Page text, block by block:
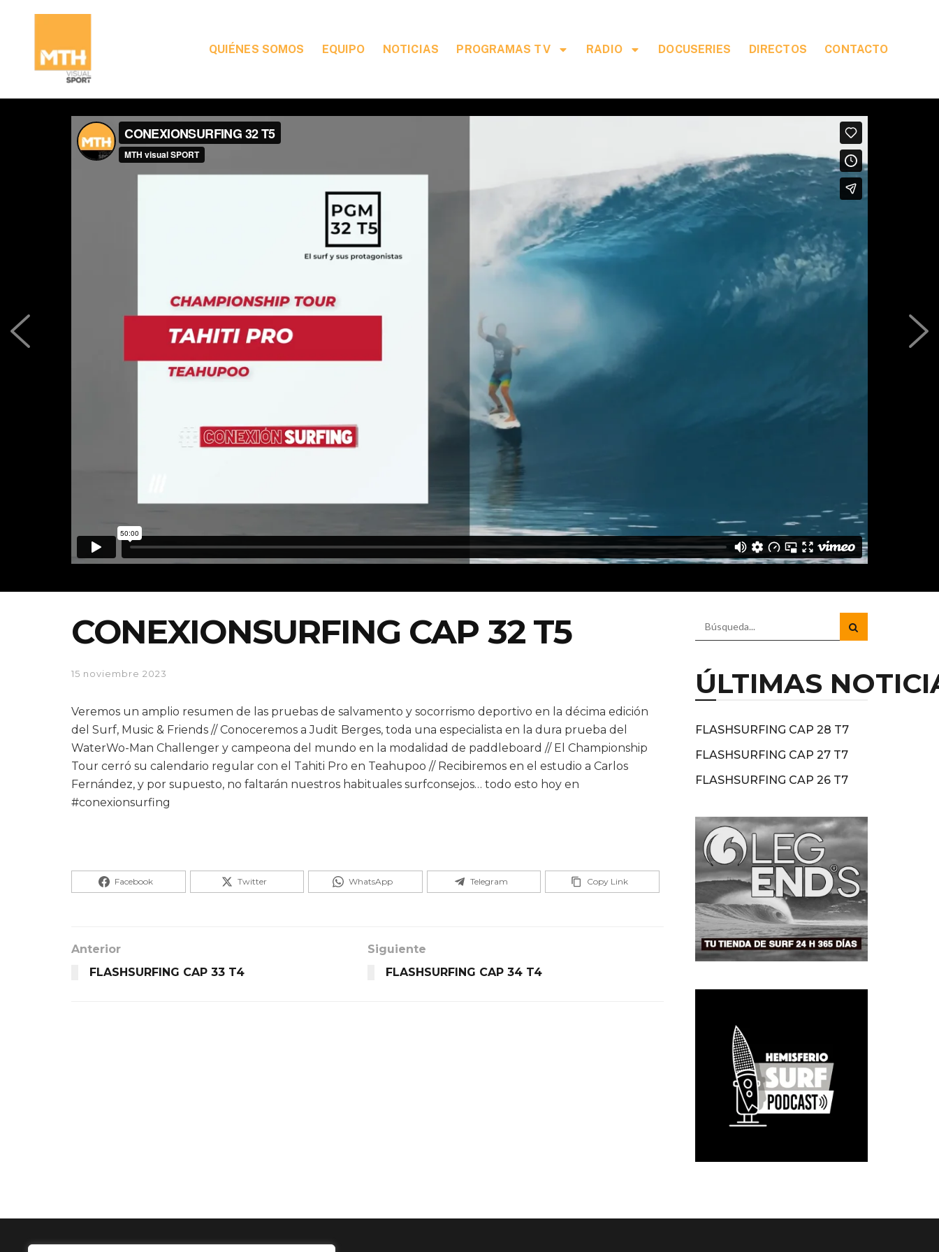
QUIÉNES SOMOS EQUIPO NOTICIAS PROGRAMAS TV RADIO DOCUSERIES DIRECTOS CONTACTO
CONEXIONSURFING CAP 32 T5
15 noviembre 2023
Veremos un amplio resumen de las pruebas de salvamento y socorrismo deportivo en la décima edición
del Surf, Music & Friends // Conoceremos a Judit Berges, toda una especialista en la dura prueba del
WaterWo-Man Challenger y campeona del mundo en la modalidad de paddleboard // El Championship
Tour cerró su calendario regular con el Tahiti Pro en Teahupoo // Recibiremos en el estudio a Carlos
Fernández, y por supuesto, no faltarán nuestros habituales surfconsejos… todo esto hoy en
#conexionsurfing
Facebook Twitter WhatsApp Telegram Copy Link
Anterior
FLASHSURFING CAP 33 T4
Siguiente
FLASHSURFING CAP 34 T4
ÚLTIMAS
FLASHSURFING CAP 28 T7
FLASHSURFING CAP 27 T7
FLASHSURFING CAP 26 T7